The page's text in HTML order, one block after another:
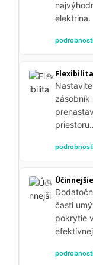
elektrina.
zásobník
časti
pokrytie